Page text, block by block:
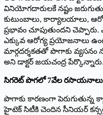
వినియోగదారులకే నష్టం
కుటుంబాలు, కార్యాలయాలు,
ప్రభావం చూపుతుందని
ఎక్కువ ఆరోగ్య ప్రయోజనాలు
మార్గదర్శకతతో పొగాకు
అని డాక్టర్ జయచంద్ర పేర్కొన్నారు.
సిగరెట్ పొగలో 7వేల రసాయనాలు
పొగాకు కారణంగా పెరుగుతున్న
హైటెక్ సిటీకి చెందిన సీనియర్